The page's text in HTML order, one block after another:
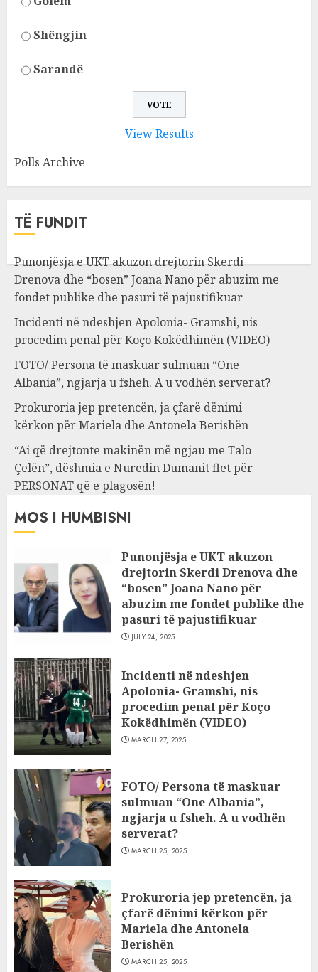
Shëngjin
Sarandë
View Results
Polls Archive
TË FUNDIT
Punonjësja e UKT akuzon drejtorin Skerdi
Drenova dhe “bosen” Joana Nano për abuzim me
fondet publike dhe pasuri të pajustifikuar
Incidenti në ndeshjen Apolonia- Gramshi, nis
procedim penal për Koço Kokëdhimën (VIDEO)
FOTO/ Persona të maskuar sulmuan “One
Albania”, ngjarja u fsheh. A u vodhën serverat?
Prokuroria jep pretencën, ja çfarë dënimi
kërkon për Mariela dhe Antonela Berishën
“Ai që drejtonte makinën më ngjau me Talo
Çelën”, dëshmia e Nuredin Dumanit flet për
PERSONAT që e plagosën!
MOS I HUMBISNI
Punonjësja e UKT akuzon
drejtorin Skerdi Drenova dhe
“bosen” Joana Nano për
abuzim me fondet publike dhe
pasuri të pajustifikuar
JULY 24, 2025
Incidenti në ndeshjen
Apolonia- Gramshi, nis
procedim penal për Koço
Kokëdhimën (VIDEO)
MARCH 27, 2025
FOTO/ Persona të maskuar
sulmuan “One Albania”,
ngjarja u fsheh. A u vodhën
serverat?
MARCH 25, 2025
Prokuroria jep pretencën, ja
çfarë dënimi kërkon për
Mariela dhe Antonela
Berishën
MARCH 25, 2025